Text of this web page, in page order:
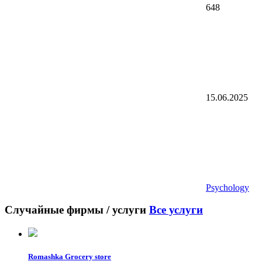
648
15.06.2025
Psychology
Случайные фирмы / услуги Все услуги
Romashka Grocery store